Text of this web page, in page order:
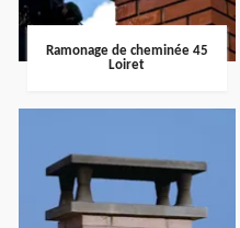
Ramonage de cheminée 45
Loiret